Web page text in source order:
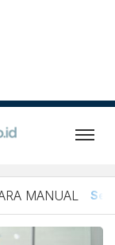
MANUAL